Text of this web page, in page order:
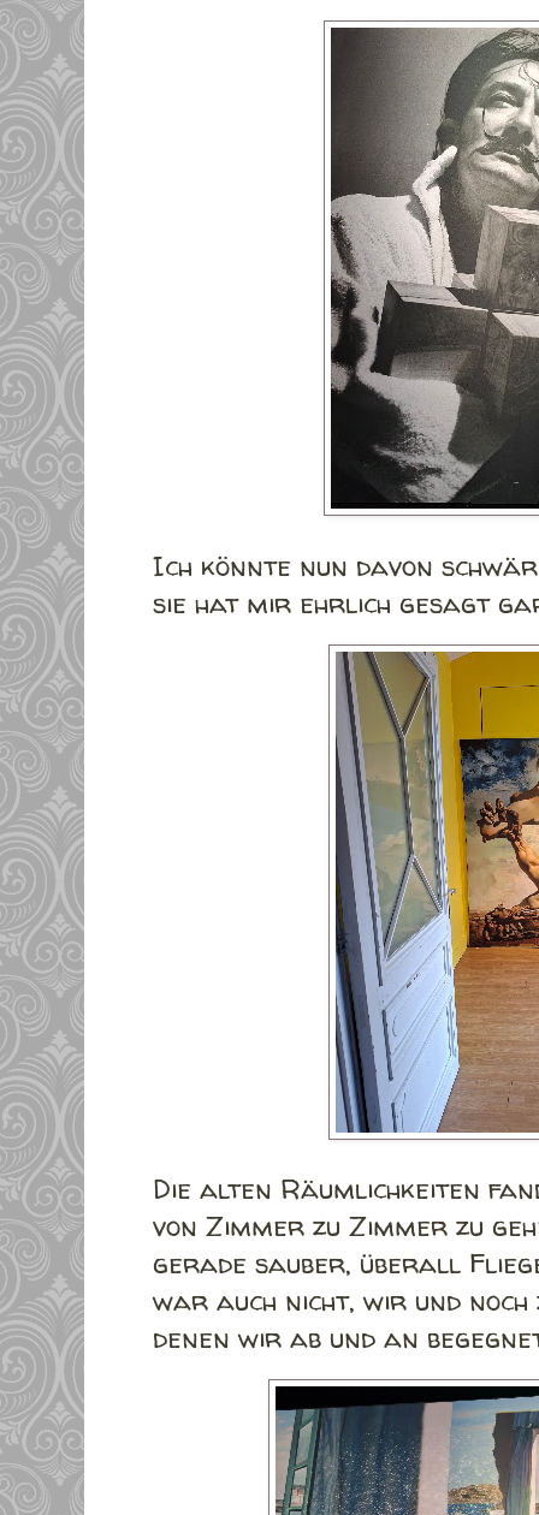
Ich könnte nun davon
sie hat mir ehrlich gesagt
Die alten Räumlichkeiten
von Zimmer zu Zimmer zu
gerade sauber, überall
war auch nicht, wir und
denen wir ab und an